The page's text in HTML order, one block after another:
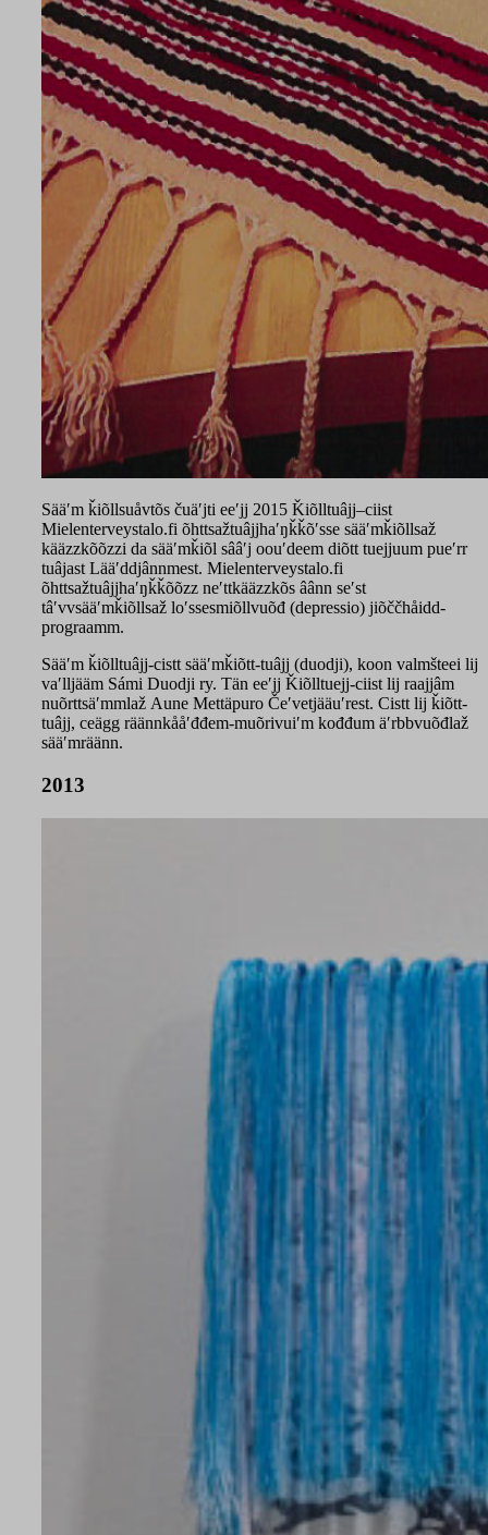
Sääʹm ǩiõllsuåvtõs čuäʹjti eeʹjj 2015 Ǩiõlltuâjj–ciist
Mielenterveystalo.fi õhttsažtuâjjhaʹŋǩǩõʹsse sääʹmǩiõllsaž
kääzzkõõzzi da sääʹmǩiõl sââʹj oouʹdeem diõtt tuejjuum pueʹrr
tuâjast Lääʹddjânnmest. Mielenterveystalo.fi
õhttsažtuâjjhaʹŋǩǩõõzz neʹttkääzzkõs âânn seʹst
tâʹvvsääʹmǩiõllsaž loʹssesmiõllvuõđ (depressio) jiõččhåidd-
prograamm.
Sääʹm ǩiõlltuâjj-cistt sääʹmǩiõtt-tuâjj (duodji), koon valmšteei lij
vaʹlljääm Sámi Duodji ry. Tän eeʹjj Ǩiõlltuejj-ciist lij raajjâm
nuõrttsäʹmmlaž Aune Mettäpuro Čeʹvetjääuʹrest. Cistt lij ǩiõtt-
tuâjj, ceägg räännkååʹđđem-muõrivuiʹm kođđum äʹrbbvuõđlaž
sääʹmräänn.
2013